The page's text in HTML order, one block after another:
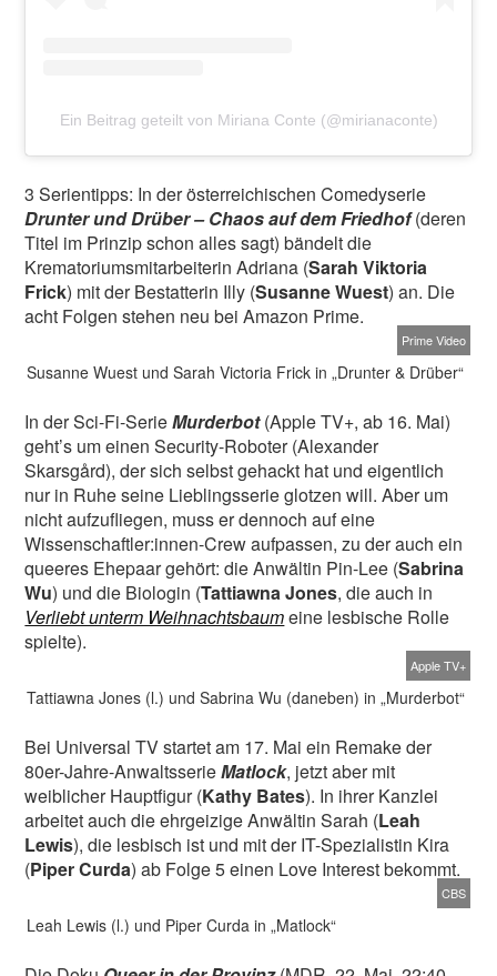
Ein Beitrag geteilt von Miriana Conte (@mirianaconte)
3 Serientipps: In der österreichischen Comedyserie
Drunter und Drüber – Chaos auf dem Friedhof(deren
Titel im Prinzip schon alles sagt) bändelt die
Krematoriumsmitarbeiterin Adriana (Sarah Viktoria
Frick) mit der Bestatterin Illy (Susanne Wuest) an. Die
acht Folgen stehen neu bei Amazon Prime.
Prime Video
Susanne Wuest und Sarah Victoria Frick in „Drunter & Drüber“
In der Sci-Fi-SerieMurderbot(Apple TV+, ab 16. Mai)
geht’s um einen Security-Roboter (Alexander
Skarsgård), der sich selbst gehackt hat und eigentlich
nur in Ruhe seine Lieblingsserie glotzen will. Aber um
nicht aufzufliegen, muss er dennoch auf eine
Wissenschaftler:innen-Crew aufpassen, zu der auch ein
queeres Ehepaar gehört: die Anwältin Pin-Lee (Sabrina
Wu) und die Biologin (Tattiawna Jones, die auch in
Verliebt unterm Weihnachtsbaumeine lesbische Rolle
spielte).
Apple TV+
Tattiawna Jones (l.) und Sabrina Wu (daneben) in „Murderbot“
Bei Universal TV startet am 17. Mai ein Remake der
80er-Jahre-AnwaltsserieMatlock, jetzt aber mit
weiblicher Hauptfigur (Kathy Bates). In ihrer Kanzlei
arbeitet auch die ehrgeizige Anwältin Sarah (Leah
Lewis), die lesbisch ist und mit der IT-Spezialistin Kira
(Piper Curda) ab Folge 5 einen Love Interest bekommt.
CBS
Leah Lewis (l.) und Piper Curda in „Matlock“